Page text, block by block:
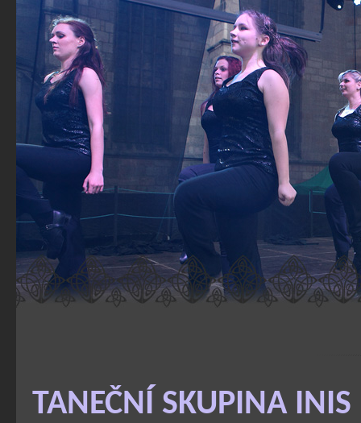
INIS - plzeňská skupina irského tance a stepu1
TANEČNÍ SKUPINA INIS